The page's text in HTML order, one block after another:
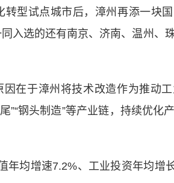
试点城市后，漳州再添一块国
入选的还有南京、济南、温州、
于漳州将技术改造作为推动工
”“钢头制造”等产业链，持续优化
均增速7.2%、工业投资年均增